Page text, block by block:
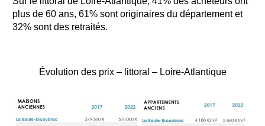
plus de 60 ans, 61% sont originaires du département et
32% sont des retraités.
Évolution des prix – littoral – Loire-Atlantique